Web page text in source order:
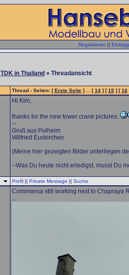
Registrieren ||
TDK in Thailand » Threadansicht
Thread - Seiten: [Erste Seite ] ... [14 ] [15 ] [16
Hi Kim,
thanks for the new tower crane pictures.
--
Gruß aus Pulheim
Wilfried Euskirchen
(Meine hier gezeigten Bilder unterliegen
--Was Du heute nicht erledigst, musst Du
Profil || Private Message || Suche
Commansa still working next to Chapraya
...